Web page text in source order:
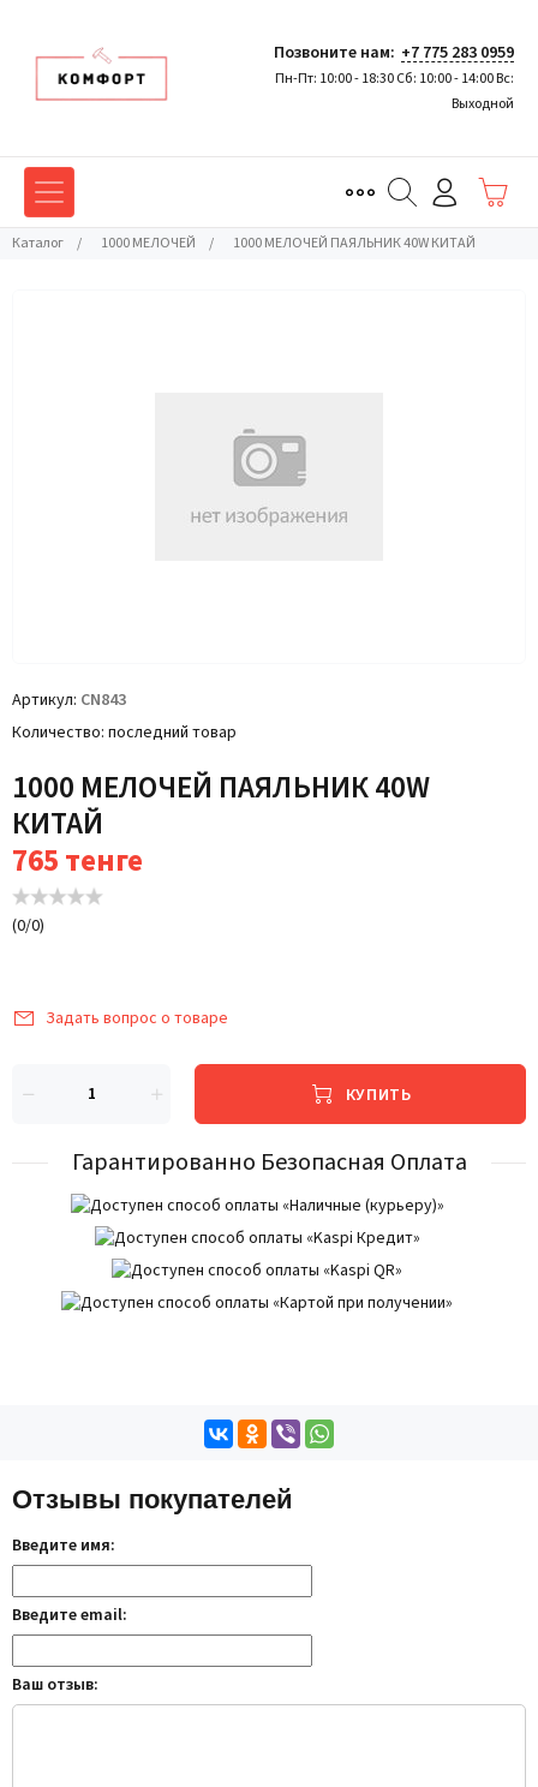
Позвоните нам: +7 775 283 0959
Пн-Пт: 10:00 - 18:30 Сб: 10:00 - 14:00 Вс:
Выходной
Каталог / 1000 МЕЛОЧЕЙ / 1000 МЕЛОЧЕЙ ПАЯЛЬНИК 40W КИТАЙ
Артикул CN843
Количество последний товар
1000 МЕЛОЧЕЙ ПАЯЛЬНИК 40W
КИТАЙ
765тенге
(0/0)
Задать вопрос о товаре
КУПИТЬ
Гарантированно Безопасная Оплата
Отзывы покупателей
Введите имя:
Введите email:
Ваш отзыв: